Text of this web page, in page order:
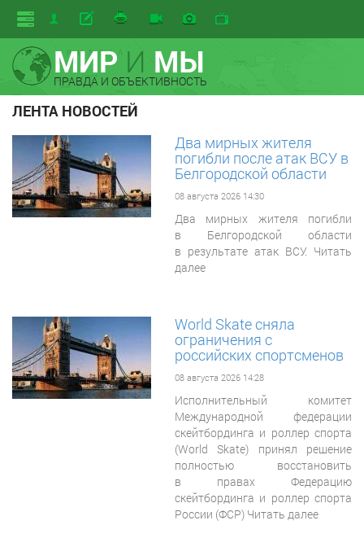
МИРИ МЫ
ПРАВДА И ОБЪЕКТИВНОСТЬ
ЛЕНТА НОВОСТЕЙ
Два мирных жителя
погибли после атак ВСУ в
Белгородской области
08 августа 2026 14:30
Два мирных жителя погибли
в Белгородской области
в результате атак ВСУ. Читать
далее
World Skate сняла
ограничения с
российских спортсменов
08 августа 2026 14:28
Исполнительный комитет
Международной федерации
скейтбординга и роллер спорта
(World Skate) принял решение
полностью восстановить
в правах Федерацию
скейтбординга и роллер спорта
России (ФСР) Читать далее